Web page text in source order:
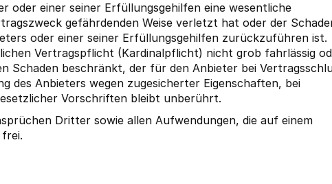
oder einer seiner Erfüllungsgehilfen eine wesentliche
gefährdenden Weise verletzt hat oder der
oder einer seiner Erfüllungsgehilfen zurückzuführen ist.
Vertragspflicht (Kardinalpflicht) nicht grob fahrlässig
Schaden beschränkt, der für den Anbieter bei
des Anbieters wegen zugesicherter Eigenschaften, bei
Vorschriften bleibt unberührt.
Dritter sowie allen Aufwendungen, die auf einem